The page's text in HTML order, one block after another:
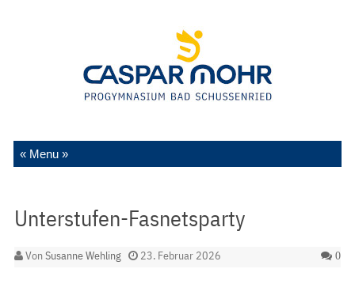
Zum Inhalt springen
Unterstufen-Fasnetsparty
VonSusanne Wehling 23. Februar 2026 0